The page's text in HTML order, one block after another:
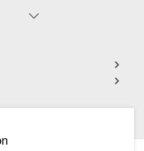
de nombreux domaines industriels.